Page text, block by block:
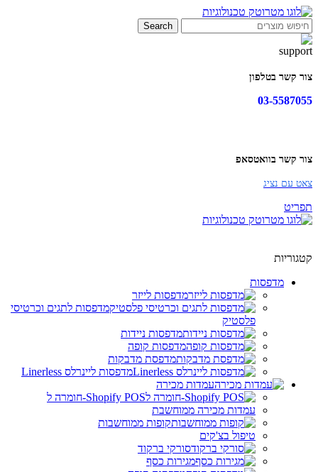
Search
צור קשר בטלפון
03-5587055
צור קשר בוואטסאפ
צאט עם נציג
תפריט
קטגוריות
מדפסות
מדפסות לייזר
מדפסות לתגים וכרטיסי
פלסטיק
מדפסות ניידות
מדפסות קופה
מדפסת מדבקות
מדפסות ליינרלס Linerless
עמדות מכירה
Shopify POS-חומרה ל
עמדות מכירה ממוחשבת
קופות ממוחשבות
טיפול בצ'קים
סורקי ברקוד
מגירות כסף